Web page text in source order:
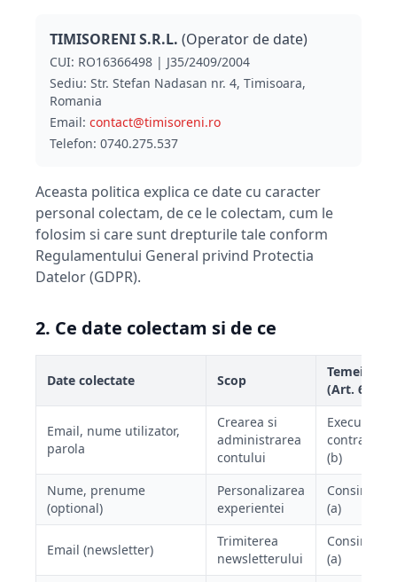
TIMISORENI S.R.L. (Operator de date)
CUI: RO16366498 | J35/2409/2004
Sediu: Str. Stefan Nadasan nr. 4, Timisoara,
Romania
Email: contact@timisoreni.ro
Telefon: 0740.275.537
Aceasta politica explica ce date cu caracter
personal colectam, de ce le colectam, cum le
folosim si care sunt drepturile tale conform
Regulamentului General privind Protectia
Datelor (GDPR).
2. Ce date colectam si de ce
Date colectate Scop
Temei legal
(Art. 6
Email, nume utilizator,
parola
Crearea si
administrarea
contului
Executarea
(b)
Nume, prenume
(optional)
Personalizarea
experientei
(a)
Email (newsletter)
Trimiterea
newsletterului
(a)